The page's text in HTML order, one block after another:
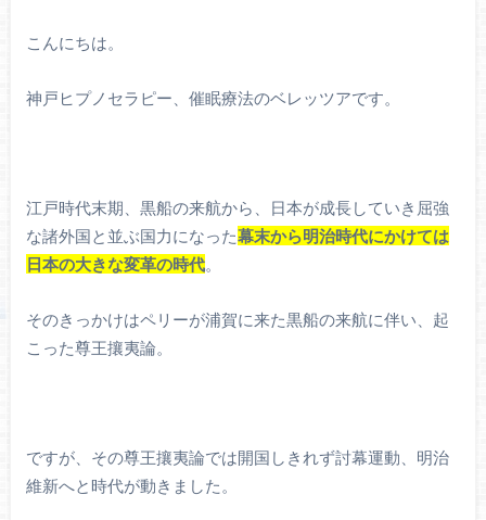
こんにちは。
神戸ヒプノセラピー、催眠療法のベレッツアです。
江戸時代末期、黒船の来航から、日本が成長していき屈強
な諸外国と並ぶ国力になった幕末から明治時代にかけては
日本の大きな変革の時代。
そのきっかけはペリーが浦賀に来た黒船の来航に伴い、起
こった尊王攘夷論。
ですが、その尊王攘夷論では開国しきれず討幕運動、明治
維新へと時代が動きました。